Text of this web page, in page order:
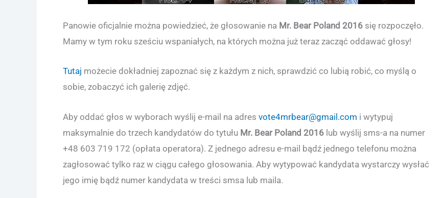
Panowie oficjalnie można powiedzieć, że głosowanie na Mr. Bear Poland 2016 się rozpoczęło.
Mamy w tym roku sześciu wspaniałych, na których można już teraz zacząć oddawać głosy!
Tutaj możecie dokładniej zapoznać się z każdym z nich, sprawdzić co lubią robić, co myślą o
sobie, zobaczyć ich galerię zdjęć.
Aby oddać głos w wyborach wyślij e-mail na adres vote4mrbear@gmail.com i wytypuj
maksymalnie do trzech kandydatów do tytułu Mr. Bear Poland 2016 lub wyślij sms-a na numer
+48 603 719 172 (opłata operatora). Z jednego adresu e-mail bądź jednego telefonu można
zagłosować tylko raz w ciągu całego głosowania. Aby wytypować kandydata wystarczy wysłać
jego imię bądź numer kandydata w treści smsa lub maila.